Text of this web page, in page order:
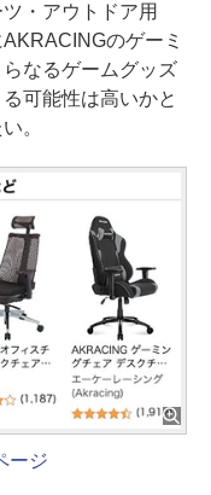
・アウトドア用
のゲーミ
なるゲームグッズ
可能性は高いかと
。
ージ